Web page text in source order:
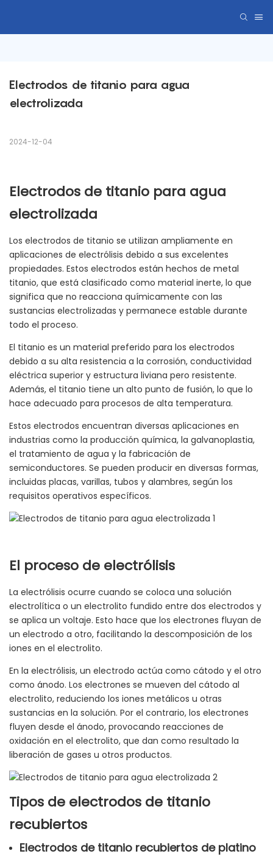
Electrodos de titanio para agua
electrolizada
2024-12-04
Electrodos de titanio para agua
electrolizada
Los electrodos de titanio se utilizan ampliamente en
aplicaciones de electrólisis debido a sus excelentes
propiedades. Estos electrodos están hechos de metal
titanio, que está clasificado como material inerte, lo que
significa que no reacciona químicamente con las
sustancias electrolizadas y permanece estable durante
todo el proceso.
El titanio es un material preferido para los electrodos
debido a su alta resistencia a la corrosión, conductividad
eléctrica superior y estructura liviana pero resistente.
Además, el titanio tiene un alto punto de fusión, lo que lo
hace adecuado para procesos de alta temperatura.
Estos electrodos encuentran diversas aplicaciones en
industrias como la producción química, la galvanoplastia,
el tratamiento de agua y la fabricación de
semiconductores. Se pueden producir en diversas formas,
incluidas placas, varillas, tubos y alambres, según los
requisitos operativos específicos.
El proceso de electrólisis
La electrólisis ocurre cuando se coloca una solución
electrolítica o un electrolito fundido entre dos electrodos y
se aplica un voltaje. Esto hace que los electrones fluyan de
un electrodo a otro, facilitando la descomposición de los
iones en el electrolito.
En la electrólisis, un electrodo actúa como cátodo y el otro
como ánodo. Los electrones se mueven del cátodo al
electrolito, reduciendo los iones metálicos u otras
sustancias en la solución. Por el contrario, los electrones
fluyen desde el ánodo, provocando reacciones de
oxidación en el electrolito, que dan como resultado la
liberación de gases u otros productos.
Tipos de electrodos de titanio
recubiertos
Electrodos de titanio recubiertos de platino